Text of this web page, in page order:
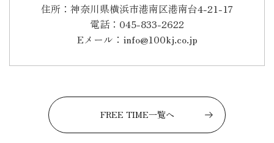
住所：神奈川県横浜市港南区港南台4-21-17
電話：045-833-2622
Eメール：info@100kj.co.jp
FREE TIME一覧へ